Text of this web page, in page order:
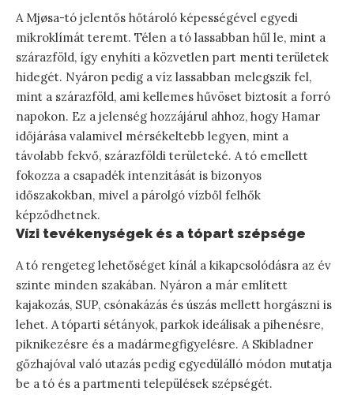
A Mjøsa-tó jelentős hőtároló képességével egyedi
mikroklímát teremt. Télen a tó lassabban hűl le, mint a
szárazföld, így enyhíti a közvetlen part menti területek
hidegét. Nyáron pedig a víz lassabban melegszik fel,
mint a szárazföld, ami kellemes hűvöset biztosít a forró
napokon. Ez a jelenség hozzájárul ahhoz, hogy Hamar
időjárása valamivel mérsékeltebb legyen, mint a
távolabb fekvő, szárazföldi területeké. A tó emellett
fokozza a csapadék intenzitását is bizonyos
időszakokban, mivel a párolgó vízből felhők
képződhetnek.
Vízi tevékenységek és a tópart szépsége
A tó rengeteg lehetőséget kínál a kikapcsolódásra az év
szinte minden szakában. Nyáron a már említett
kajakozás, SUP, csónakázás és úszás mellett horgászni is
lehet. A tóparti sétányok, parkok ideálisak a pihenésre,
piknikezésre és a madármegfigyelésre. A Skibladner
gőzhajóval való utazás pedig egyedülálló módon mutatja
be a tó és a partmenti települések szépségét.